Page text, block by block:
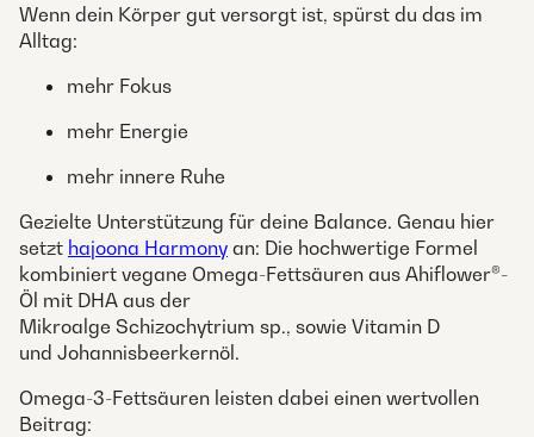
Wenn dein Körper gut versorgt ist, spürst du das im
Alltag:
mehr Fokus
mehr Energie
mehr innere Ruhe
Gezielte Unterstützung für deine Balance. Genau hier
setzt hajoona Harmony an: Die hochwertige Formel
kombiniert vegane Omega-Fettsäuren aus Ahiflower®-
Öl mit DHA aus der
Mikroalge Schizochytrium sp., sowie Vitamin D
und Johannisbeerkernöl.
Omega-3-Fettsäuren leisten dabei einen wertvollen
Beitrag: